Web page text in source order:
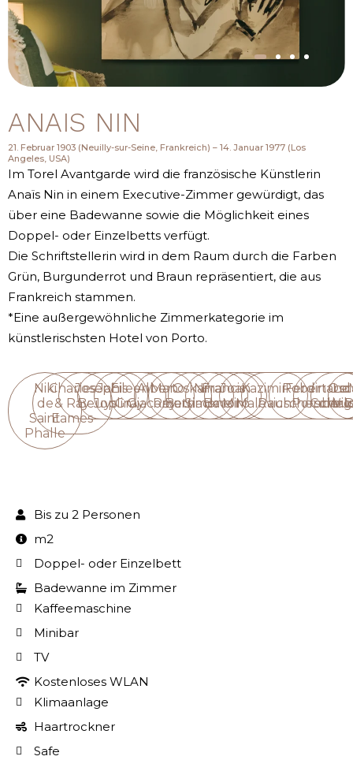
ANAIS NIN
21. Februar 1903 (Neuilly-sur-Seine, Frankreich) – 14. Januar 1977 (Los
Angeles, USA)
Im Torel Avantgarde wird die französische Künstlerin
Anaïs Nin in einem Executive-Zimmer gewürdigt, das
über eine Badewanne sowie die Möglichkeit eines
Doppel- oder Einzelbetts verfügt.
Die Schriftstellerin wird in dem Raum durch die Farben
Grün, Burgunderrot und Braun repräsentiert, die aus
Frankreich stammen.
*Eine außergewöhnliche Zimmerkategorie im
künstlerischsten Hotel von Porto.
Niki
de
Saint
Phalle
Charles
& Ray
Eames
Joseph
Beuys
Janis
Joplin
Eileen
Gray
Alberto
Giacometti
Man
Ray
Oskar
Barnack
Nina
Simone
Francis
Bacon
Joan
Miró
Kazimir
Malevich
Robert
Rauschenberg
Ferdinand
Porsche
Le
Bis zu 2 Personen
m2
Doppel- oder Einzelbett
Badewanne im Zimmer
Kaffeemaschine
Minibar
TV
Kostenloses WLAN
Klimaanlage
Haartrockner
Safe